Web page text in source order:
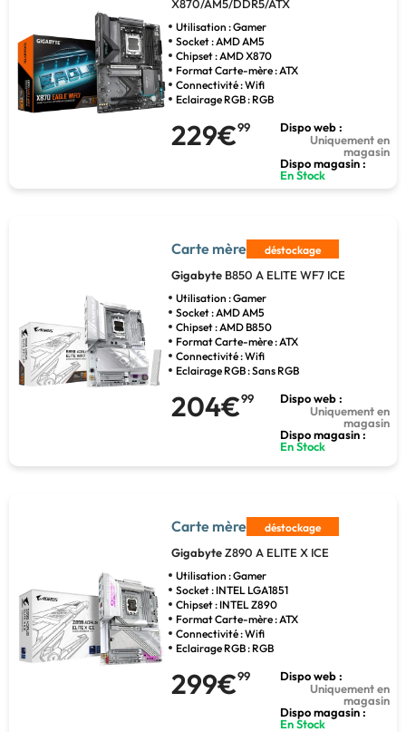
X870/AM5/DDR5/ATX
Utilisation : Gamer
Socket : AMD AM5
Chipset : AMD X870
Format Carte-mère : ATX
Connectivité : Wifi
Eclairage RGB : RGB
229€99
Dispo web :
Uniquement en
magasin
Dispo magasin :
En Stock
Carte mère déstockage
Gigabyte B850 A ELITE WF7 ICE
Utilisation : Gamer
Socket : AMD AM5
Chipset : AMD B850
Format Carte-mère : ATX
Connectivité : Wifi
Eclairage RGB : Sans RGB
204€99
Dispo web :
Uniquement en
magasin
Dispo magasin :
En Stock
Carte mère déstockage
GigabyteZ890 A ELITE X ICE
Utilisation : Gamer
Socket : INTEL LGA1851
Chipset : INTEL Z890
Format Carte-mère : ATX
Connectivité : Wifi
Eclairage RGB : RGB
299€99
Dispo web :
Uniquement en
magasin
Dispo magasin :
En Stock